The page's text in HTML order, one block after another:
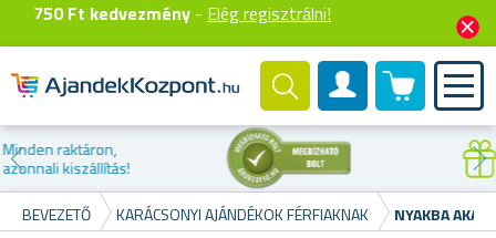
750 Ft kedvezmény - Elég regisztrálni!
Felhasználók fiók
0 termék
Kedvezmény az
első vásárláskor
BEVEZETŐ KARÁCSONYI AJÁNDÉKOK FÉRFIAKNAK NYAKBA